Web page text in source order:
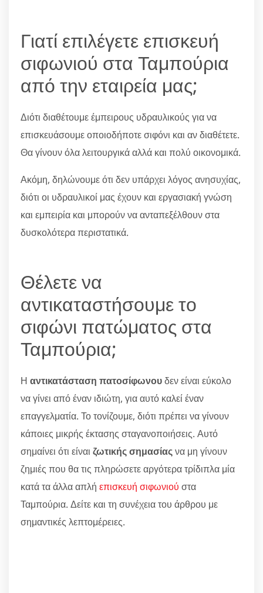
Γιατί επιλέγετε επισκευή
σιφωνιού στα Ταμπούρια
από την εταιρεία μας;
Διότι διαθέτουμε έμπειρους υδραυλικούς για να
επισκευάσουμε οποιοδήποτε σιφόνι και αν διαθέτετε.
Θα γίνουν όλα λειτουργικά αλλά και πολύ οικονομικά.
Ακόμη, δηλώνουμε ότι δεν υπάρχει λόγος ανησυχίας,
διότι οι υδραυλικοί μας έχουν και εργασιακή γνώση
και εμπειρία και μπορούν να ανταπεξέλθουν στα
δυσκολότερα περιστατικά.
Θέλετε να
αντικαταστήσουμε το
σιφώνι πατώματος στα
Ταμπούρια;
Η αντικατάσταση πατοσίφωνουδεν είναι εύκολο
να γίνει από έναν ιδιώτη, για αυτό καλεί έναν
επαγγελματία. Το τονίζουμε, διότι πρέπει να γίνουν
κάποιες μικρής έκτασης σταγανοποιήσεις. Αυτό
σημαίνει ότι είναι ζωτικής σημασίαςνα μη γίνουν
ζημιές που θα τις πληρώσετε αργότερα τρίδιπλα μία
κατά τα άλλα απλή επισκευή σιφωνιού στα
Ταμπούρια. Δείτε και τη συνέχεια του άρθρου με
σημαντικές λεπτομέρειες.